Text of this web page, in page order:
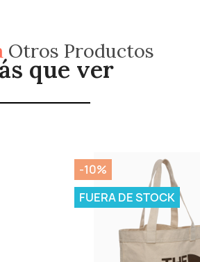
Otros Productos
que ver
-10%
FUERA DE STOCK